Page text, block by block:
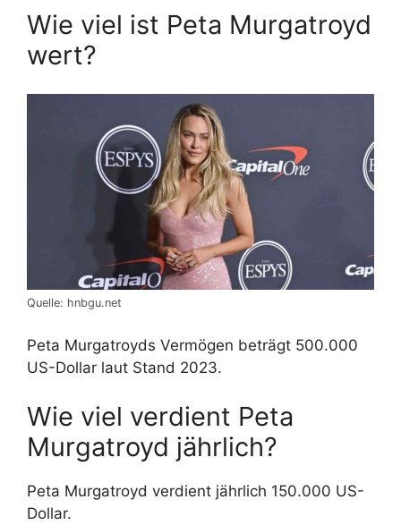
Wie viel ist Peta Murgatroyd
wert?
Quelle: hnbgu.net
Peta Murgatroyds Vermögen beträgt 500.000
US-Dollar laut Stand 2023.
Wie viel verdient Peta
Murgatroyd jährlich?
Peta Murgatroyd verdient jährlich 150.000 US-
Dollar.